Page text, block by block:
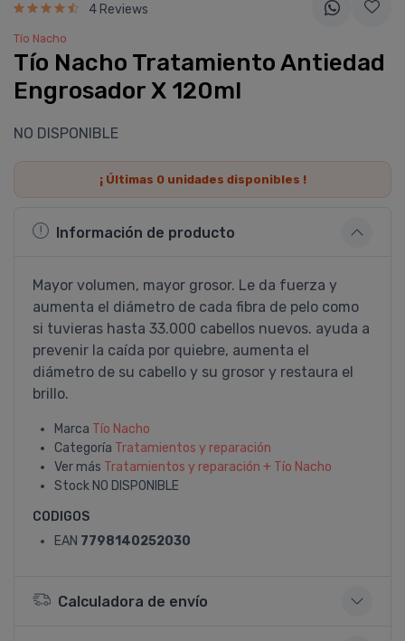
4 Reviews
Tí­o Nacho
Tí­o Nacho Tratamiento Antiedad
Engrosador X 120ml
NO DISPONIBLE
¡ Últimas 0unidades disponibles !
Información de producto
Mayor volumen, mayor grosor. Le da fuerza y
aumenta el diámetro de cada fibra de pelo como
si tuvieras hasta 33.000 cabellos nuevos. ayuda a
prevenir la caí­da por quiebre, aumenta el
diámetro de su cabello y su grosor y restaura el
brillo.
Marca Tí­o Nacho
Categoría Tratamientos y reparación
Ver más Tratamientos y reparación + Tí­o Nacho
Stock NO DISPONIBLE
CODIGOS
EAN 7798140252030
Calculadora de envío